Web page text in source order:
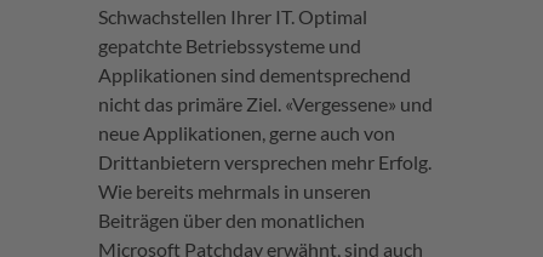
Schwachstellen Ihrer IT. Optimal
gepatchte Betriebssysteme und
Applikationen sind dementsprechend
nicht das primäre Ziel. «Vergessene» und
neue Applikationen, gerne auch von
Drittanbietern versprechen mehr Erfolg.
Wie bereits mehrmals in unseren
Beiträgen über den monatlichen
Microsoft Patchday erwähnt, sind auch